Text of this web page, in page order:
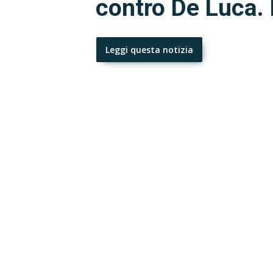
contro De Luca.
Leggi questa notizia